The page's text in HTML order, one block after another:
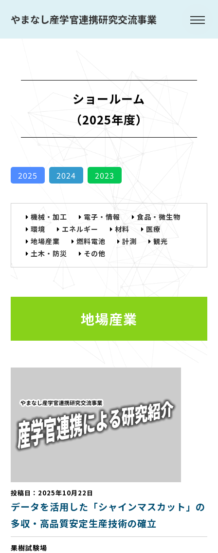
やまなし産学官連携研究交流事業
ショールーム
（2025年度）
2025 2024 2023
機械・加工 電子・情報
食品・微生物
環境
エネルギー 材料
医療
地場産業
燃料電池 計測
観光
土木・防災
その他
地場産業
投稿日：2025年10月22日
データを活用した「シャインマスカット」の
多収・高品質安定生産技術の確立
果樹試験場